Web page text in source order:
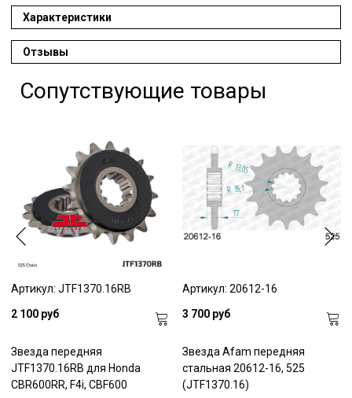
Характеристики
Отзывы
Сопутствующие товары
Артикул: JTF1370.16RB
2 100 руб
Звезда передняя
JTF1370.16RB для Honda
CBR600RR, F4i, CBF600
Артикул: 20612-16
3 700 руб
Звезда Afam передняя
стальная 20612-16, 525
(JTF1370.16)